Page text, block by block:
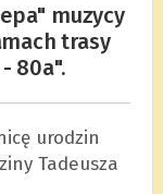
muzycy
trasy
80a".
urodzin
Tadeusza